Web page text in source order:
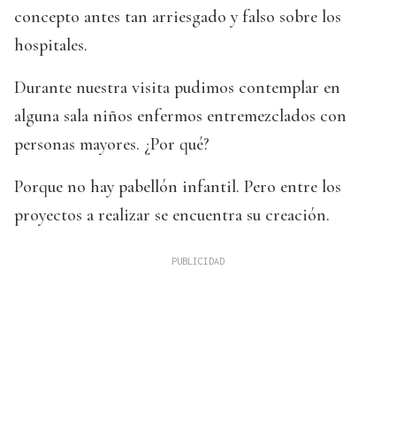
concepto antes tan arriesgado y falso sobre los
hospitales.
Durante nuestra visita pudimos contemplar en
alguna sala niños enfermos entremezclados con
personas mayores. ¿Por qué?
Porque no hay pabellón infantil. Pero entre los
proyectos a realizar se encuentra su creación.